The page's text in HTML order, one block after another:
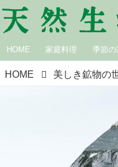
HOME 家庭料理 季節の
HOME